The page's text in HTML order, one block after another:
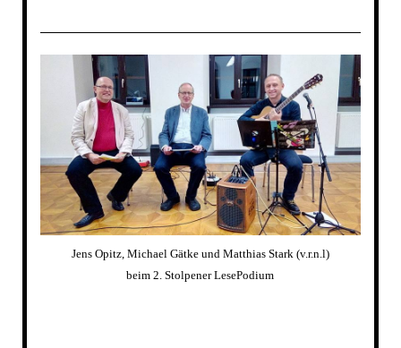
Jens Opitz, Michael Gätke und Matthias Stark (v.r.n.l)
beim 2. Stolpener LesePodium